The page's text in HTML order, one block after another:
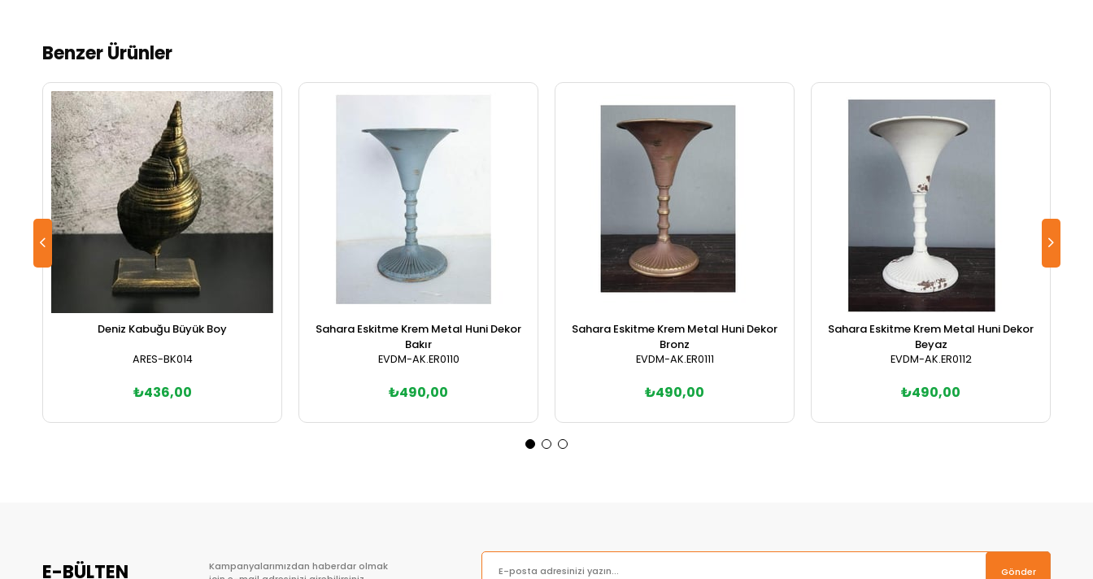
Benzer Ürünler
Deniz Kabuğu Büyük Boy
ARES-BK014
₺436,00
Sahara Eskitme Krem Metal Huni Dekor
Bakır
EVDM-AK.ER0110
₺490,00
Sahara Eskitme Krem Metal Huni Dekor
Bronz
EVDM-AK.ER0111
₺490,00
Sahara Eskitme Krem Metal Huni Dekor
Beyaz
EVDM-AK.ER0112
₺490,00
E-BÜLTEN
Kampanyalarımızdan haberdar olmak
Gönder